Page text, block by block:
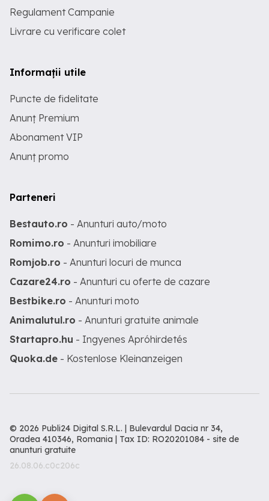
Regulament Campanie
Livrare cu verificare colet
Informații utile
Puncte de fidelitate
Anunț Premium
Abonament VIP
Anunț promo
Parteneri
Bestauto.ro - Anunturi auto/moto
Romimo.ro - Anunturi imobiliare
Romjob.ro - Anunturi locuri de munca
Cazare24.ro - Anunturi cu oferte de cazare
Bestbike.ro - Anunturi moto
Animalutul.ro - Anunturi gratuite animale
Startapro.hu - Ingyenes Apróhirdetés
Quoka.de - Kostenlose Kleinanzeigen
© 2026 Publi24 Digital S.R.L. | Bulevardul Dacia nr 34,
Oradea 410346, Romania | Tax ID: RO20201084 - site de
anunturi gratuite
26.08.06.c0c206c